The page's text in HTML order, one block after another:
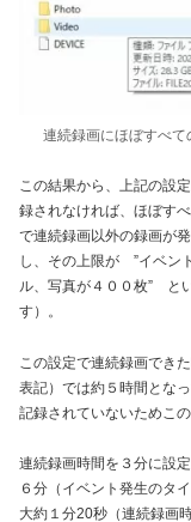
連続録画にほぼすべて
この結果から、上記の設
録されなければ、ほぼす
で連続録画以外の録画が
し、その上限が ”イベン
ル、写真が４００枚” と
す）。
この設定で連続録画でき
表記）では約５時間とな
記録されていないためこ
連続録画時間を３分に設
６分（イベント発生のタ
大約１分20秒（連続録画